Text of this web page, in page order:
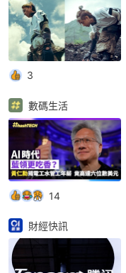
3
數碼生活
14
財經快訊